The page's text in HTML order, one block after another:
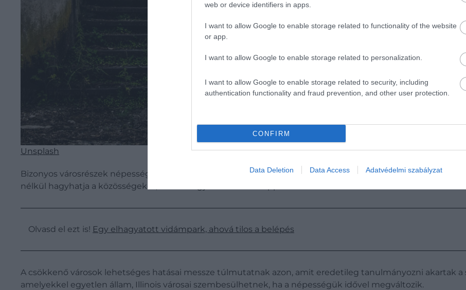
web or device identifiers in apps.
I want to allow Google to enable storage related to functionality of the website
or app.
I want to allow Google to enable storage related to personalization.
I want to allow Google to enable storage related to security, including
authentication functionality and fraud prevention, and other user protection.
CONFIRM
Data Deletion Data Access Adatvédelmi szabályzat
Unsplash
Bizonyos városrészek népességcsökkenése miatt az élelmiszerboltok bezárhatják kapuikat. A fogyatkozó
nélkül hagyhatja a közösségeket, mint ahogyan az a Mississippi állambeli Jacksonban történt 2021-ben.
Olvasd el ezt is! Egy elhagyatott vidámpark, ahová tilos a belépés
A csökkenő városok lehetséges hatásai messze túlmutatnak azon, amit eredetileg tanulmányozni akartak
amelyekkel egyetlen állam, Illinois városai szembesülhetnek, ha a népességük idővel megváltozik.